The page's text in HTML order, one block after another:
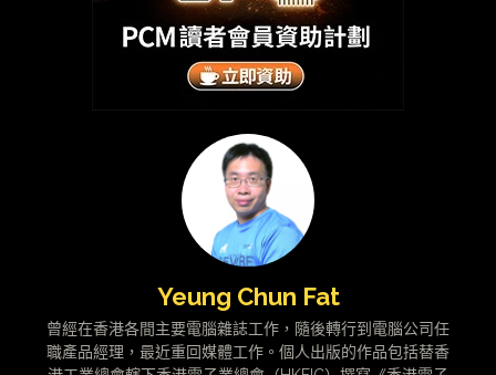
Yeung Chun Fat
曾經在香港各間主要電腦雜誌工作，隨後轉行到電腦公司任
職產品經理，最近重回媒體工作。個人出版的作品包括替香